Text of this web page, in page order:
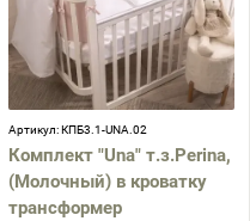
Артикул: КПБ3.1-UNA.02
Комплект "Una" т.з.Perina,
(Молочный) в кроватку
трансформер